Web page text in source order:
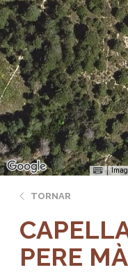
TORNAR
PERE